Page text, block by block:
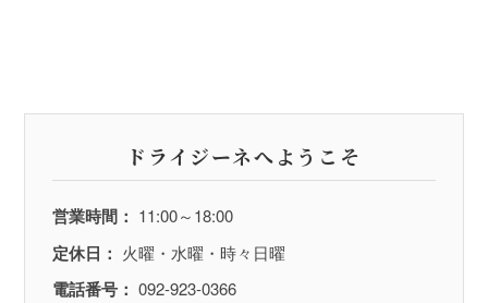
ドライジーネへようこそ
営業時間： 11:00～18:00
定休日： 火曜・水曜・時々日曜
電話番号： 092-923-0366